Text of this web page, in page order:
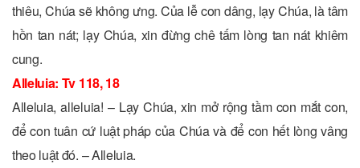
thiêu, Chúa sẽ không ưng. Của lễ con dâng, lạy Chúa, là tâm
hồn tan nát; lạy Chúa, xin đừng chê tấm lòng tan nát khiêm
cung.
Alleluia: Tv 118, 18
Alleluia, alleluia! – Lạy Chúa, xin mở rộng tầm con mắt con,
để con tuân cứ luật pháp của Chúa và để con hết lòng vâng
theo luật đó. – Alleluia.